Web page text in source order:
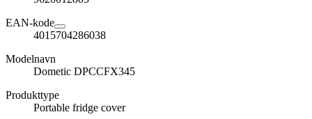
EAN-kode
4015704286038
Modelnavn
Dometic DPCCFX345
Produkttype
Portable fridge cover